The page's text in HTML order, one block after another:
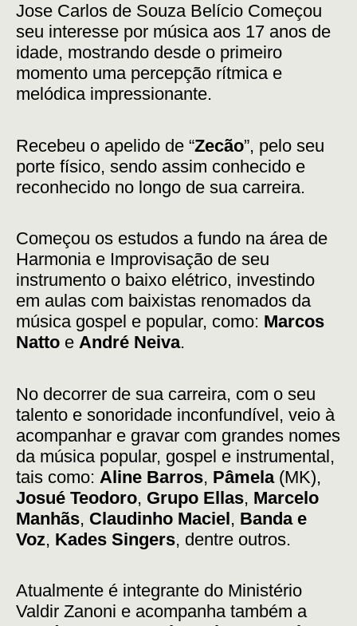
Jose Carlos de Souza Belício Começou
seu interesse por música aos 17 anos de
idade, mostrando desde o primeiro
momento uma percepção rítmica e
melódica impressionante.
Recebeu o apelido de “Zecão”, pelo seu
porte físico, sendo assim conhecido e
reconhecido no longo de sua carreira.
Começou os estudos a fundo na área de
Harmonia e Improvisação de seu
instrumento o baixo elétrico, investindo
em aulas com baixistas renomados da
música gospel e popular, como: Marcos
Natto e André Neiva.
No decorrer de sua carreira, com o seu
talento e sonoridade inconfundível, veio à
acompanhar e gravar com grandes nomes
da música popular, gospel e instrumental,
tais como: Aline Barros, Pâmela(MK),
Josué Teodoro, Grupo Ellas, Marcelo
Manhãs, Claudinho Maciel, Banda e
Voz, Kades Singers, dentre outros.
Atualmente é integrante do Ministério
Valdir Zanoni e acompanha também a